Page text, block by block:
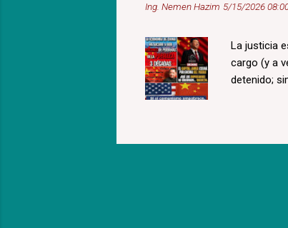
Ing. Nemen Hazim 5/15/2026
La justicia
cargo (y a
detenido;